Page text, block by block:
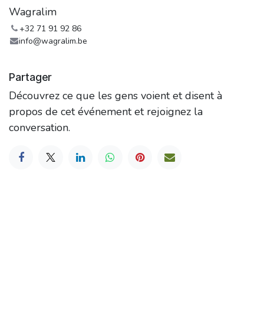
Wagralim
+32 71 91 92 86
info@wagralim.be
Partager
Découvrez ce que les gens voient et disent à
propos de cet événement et rejoignez la
conversation.